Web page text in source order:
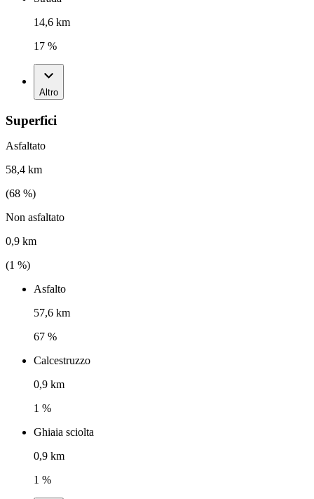
14,6 km
17 %
Altro
Superfici
Asfaltato
58,4 km
(68 %)
Non asfaltato
0,9 km
(1 %)
Asfalto
57,6 km
67 %
Calcestruzzo
0,9 km
1 %
Ghiaia sciolta
0,9 km
1 %